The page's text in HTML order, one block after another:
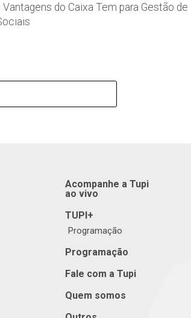
Vantagens do Caixa Tem para Gestão de
Acompanhe a Tupi
ao vivo
TUPI+
Programação
Programação
Fale com a Tupi
Quem somos